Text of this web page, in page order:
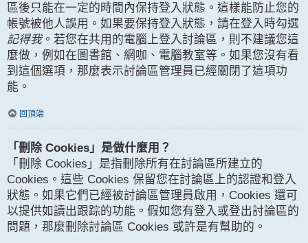
區後只能在一定的時間內保持登入狀態。這樣能防止您的
帳號被他人誤用。如果要保持登入狀態，請在登入時勾選
記得我。若您在共用的電腦上登入討論區，則不建議您這
麼做，例如在圖書館、網咖、電腦教室等。如果您沒有看
到這個選項，那麼表示討論區管理員已經關閉了這項功
能。
回頂端
「刪除 Cookies」是做什麼用？
「刪除 Cookies」是指刪除所有在討論區所建立的
Cookies。這些 Cookies 保留您在討論區上的認證和登入
狀態。如果它們已經被討論區管理員啟用，Cookies 還可
以提供如讀出跟踪的功能。假如您有登入或登出討論區的
問題，那麼刪除討論區 Cookies 或許是有幫助的。